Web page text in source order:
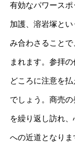
有効なパワース
加護、溶岩塚と
み合わさること
まれます。参拝
どころに注意を
でしょう。商売
を繰り返し訪れ
への近道となりま